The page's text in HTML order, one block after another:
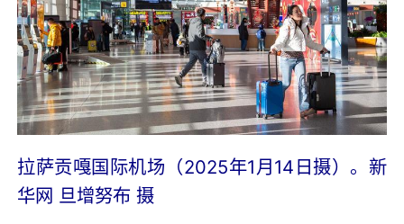
拉萨贡嘎国际机场（2025年1月14日摄）。新
华网 旦增努布 摄